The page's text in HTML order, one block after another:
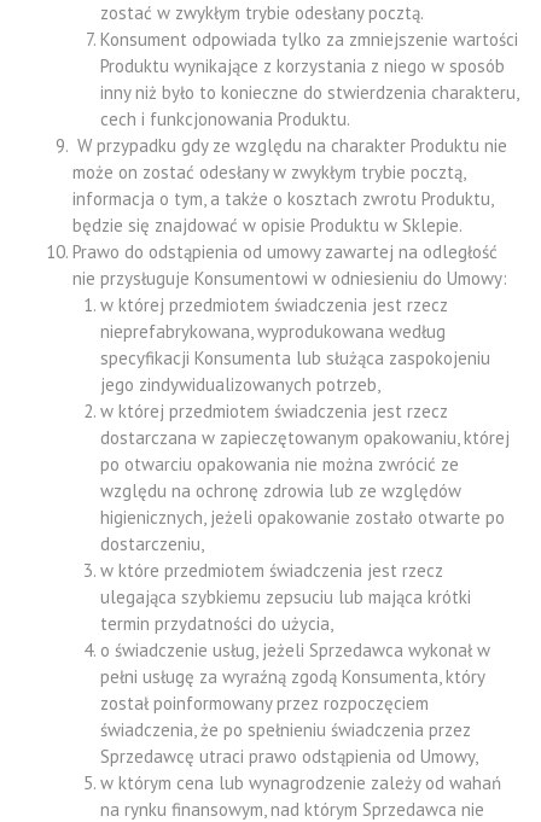
zostać w zwykłym trybie odesłany pocztą.
Konsument odpowiada tylko za zmniejszenie wartości
Produktu wynikające z korzystania z niego w sposób
inny niż było to konieczne do stwierdzenia charakteru,
cech i funkcjonowania Produktu.
W przypadku gdy ze względu na charakter Produktu nie
może on zostać odesłany w zwykłym trybie pocztą,
informacja o tym, a także o kosztach zwrotu Produktu,
będzie się znajdować w opisie Produktu w Sklepie.
Prawo do odstąpienia od umowy zawartej na odległość
nie przysługuje Konsumentowi w odniesieniu do Umowy:
w której przedmiotem świadczenia jest rzecz
nieprefabrykowana, wyprodukowana według
specyfikacji Konsumenta lub służąca zaspokojeniu
jego zindywidualizowanych potrzeb,
w której przedmiotem świadczenia jest rzecz
dostarczana w zapieczętowanym opakowaniu, której
po otwarciu opakowania nie można zwrócić ze
względu na ochronę zdrowia lub ze względów
higienicznych, jeżeli opakowanie zostało otwarte po
dostarczeniu,
w które przedmiotem świadczenia jest rzecz
ulegająca szybkiemu zepsuciu lub mająca krótki
termin przydatności do użycia,
o świadczenie usług, jeżeli Sprzedawca wykonał w
pełni usługę za wyraźną zgodą Konsumenta, który
został poinformowany przez rozpoczęciem
świadczenia, że po spełnieniu świadczenia przez
Sprzedawcę utraci prawo odstąpienia od Umowy,
w którym cena lub wynagrodzenie zależy od wahań
na rynku finansowym, nad którym Sprzedawca nie